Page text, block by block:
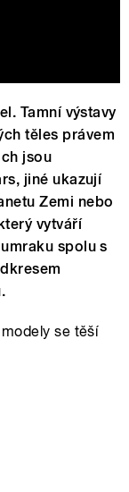
Tamní výstavy
těles právem
jsou
jiné ukazují
Zemi nebo
vytváří
spolu s
se těší